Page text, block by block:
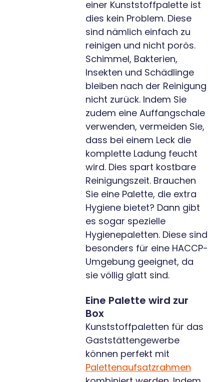
einer Kunststoffpalette ist
dies kein Problem. Diese
sind nämlich einfach zu
reinigen und nicht porös.
Schimmel, Bakterien,
Insekten und Schädlinge
bleiben nach der Reinigung
nicht zurück. Indem Sie
zudem eine Auffangschale
verwenden, vermeiden Sie,
dass bei einem Leck die
komplette Ladung feucht
wird. Dies spart kostbare
Reinigungszeit. Brauchen
Sie eine Palette, die extra
Hygiene bietet? Dann gibt
es sogar spezielle
Hygienepaletten. Diese sind
besonders für eine HACCP-
Umgebung geeignet, da
sie völlig glatt sind.
Eine Palette wird zur
Box
Kunststoffpaletten für das
Gaststättengewerbe
können perfekt mit
Palettenaufsatzrahmen